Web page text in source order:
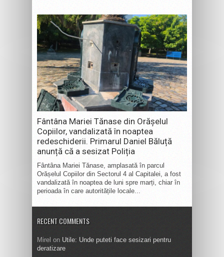
Fântâna Mariei Tănase din Orășelul
Copiilor, vandalizată în noaptea
redeschiderii. Primarul Daniel Băluță
anunță că a sesizat Poliția
Fântâna Mariei Tănase, amplasată în parcul
Orășelul Copiilor din Sectorul 4 al Capitalei, a fost
vandalizată în noaptea de luni spre marți, chiar în
perioada în care autoritățile locale...
RECENT COMMENTS
Mirel on Utile: Unde puteti face sesizari pentru
deratizare